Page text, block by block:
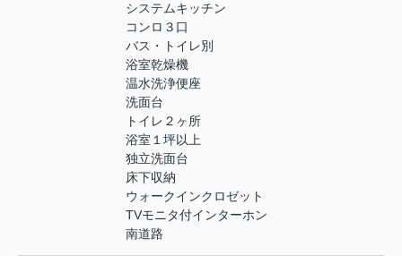
システムキッチン
コンロ３口
バス・トイレ別
浴室乾燥機
温水洗浄便座
洗面台
トイレ２ヶ所
浴室１坪以上
独立洗面台
床下収納
ウォークインクロゼット
TVモニタ付インターホン
南道路